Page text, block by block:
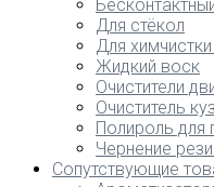
Для стёкол
Для
Жидкий воск
Очистители
Очиститель
Полироль для
Чернение
Сопутствующие